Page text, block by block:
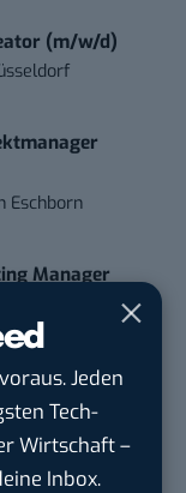
Jeden
Tech-
Wirtschaft –
Inbox.
(m/w/d)
Eschborn
Manager
Albstadt